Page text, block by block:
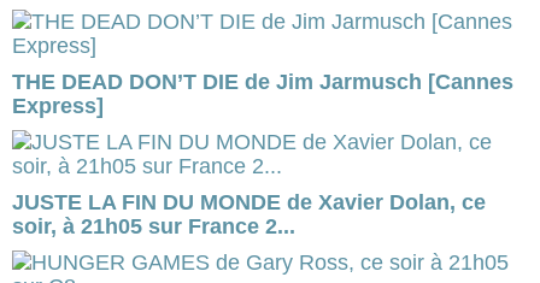
THE DEAD DON’T DIE de Jim Jarmusch [Cannes
Express]
JUSTE LA FIN DU MONDE de Xavier Dolan, ce
soir, à 21h05 sur France 2...